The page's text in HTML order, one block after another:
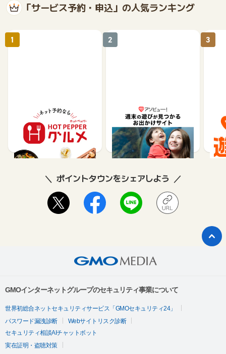
「サービス予約・申込」の人気ランキング
【ホットペッパーグル
メ】レストラン予約
85
1
遊び予約／レジャーチケ
ット購入サイト「アソビ
ュー！」
1.5%
2 3
ポイントタウンをシェアしよう
GMOインターネットグループのセキュリティ事業について
世界初総合ネットセキュリティサービス「GMOセキュリティ24」
パスワード漏洩診断
Webサイトリスク診断
セキュリティ相談AIチャットボット
実在証明・盗聴対策